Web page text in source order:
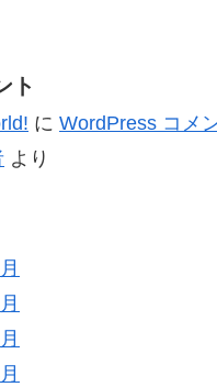
ト
に WordPress コメ
より